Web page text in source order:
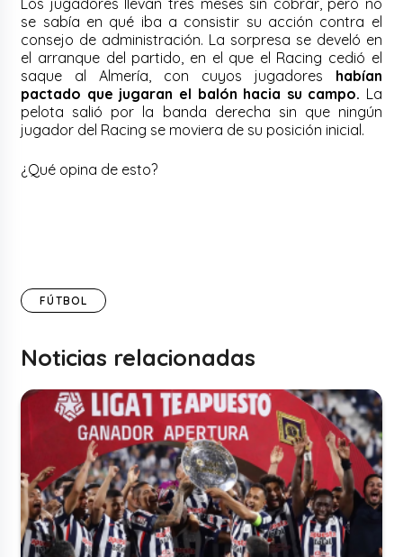
Los jugadores llevan tres meses sin cobrar, pero no
se sabía en qué iba a consistir su acción contra el
consejo de administración. La sorpresa se develó en
el arranque del partido, en el que el Racing cedió el
saque al Almería, con cuyos jugadores habían
pactado que jugaran el balón hacia su campo. La
pelota salió por la banda derecha sin que ningún
jugador del Racing se moviera de su posición inicial.
¿Qué opina de esto?
FÚTBOL
Noticias relacionadas